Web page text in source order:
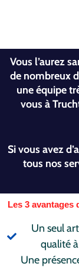
Vous l’aurez
de nombreux
une équipe
vous à
Si vous avez
tous nos
Les 3 avantages
Un seul
qualité
Une